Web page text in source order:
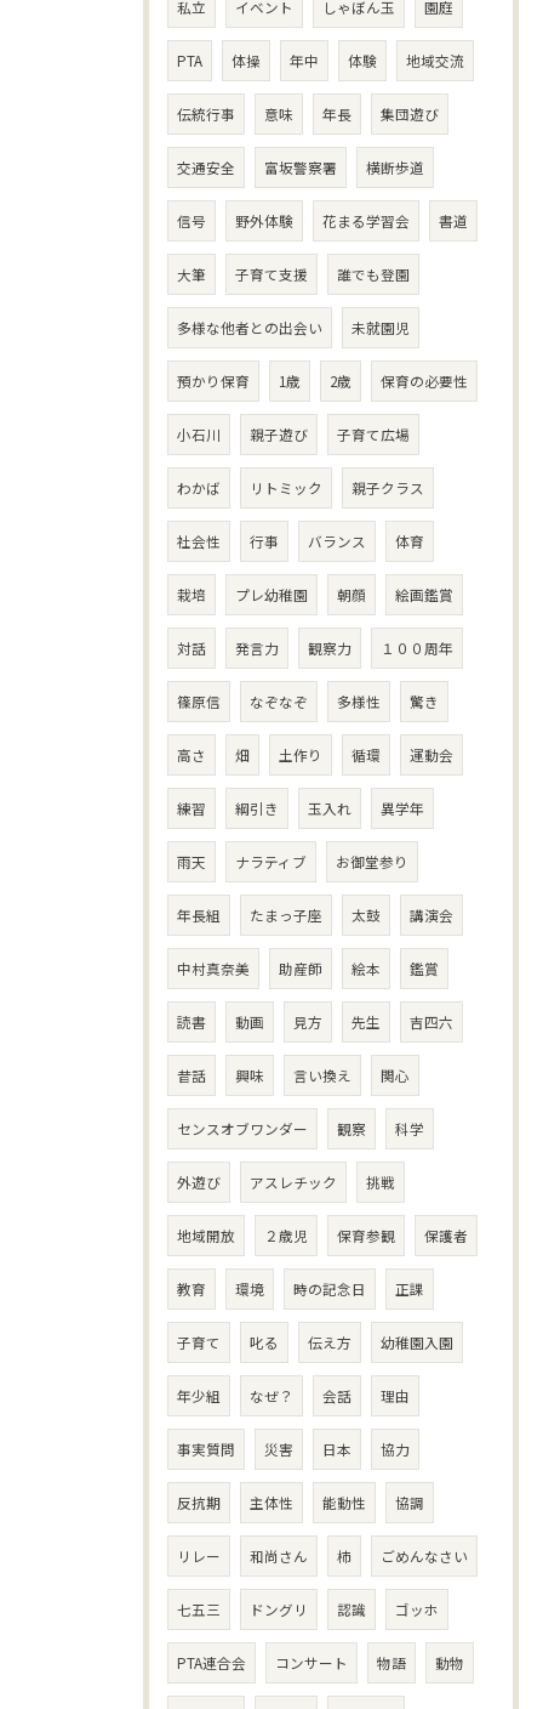
私立 イベント しゃぼん玉 園庭
PTA 体操 年中 体験 地域交流
伝統行事 意味 年長 集団遊び
交通安全 富坂警察署 横断歩道
信号 野外体験 花まる学習会 書道
大筆 子育て支援 誰でも登園
多様な他者との出会い 未就園児
預かり保育 1歳 2歳 保育の必要性
小石川 親子遊び 子育て広場
わかば リトミック 親子クラス
社会性 行事 バランス 体育
栽培 プレ幼稚園 朝顔 絵画鑑賞
対話 発言力 観察力 １００周年
篠原信 なぞなぞ 多様性 驚き
高さ 畑 土作り 循環 運動会
練習 綱引き 玉入れ 異学年
雨天 ナラティブ お御堂参り
年長組 たまっ子座 太鼓 講演会
中村真奈美 助産師 絵本 鑑賞
読書 動画 見方 先生 吉四六
昔話 興味 言い換え 関心
センスオブワンダー 観察 科学
外遊び アスレチック 挑戦
地域開放 ２歳児 保育参観 保護者
教育 環境 時の記念日 正課
子育て 叱る 伝え方 幼稚園入園
年少組 なぜ？ 会話 理由
事実質問 災害 日本 協力
反抗期 主体性 能動性 協調
リレー 和尚さん 柿 ごめんなさい
七五三 ドングリ 認識 ゴッホ
PTA連合会 コンサート 物語 動物